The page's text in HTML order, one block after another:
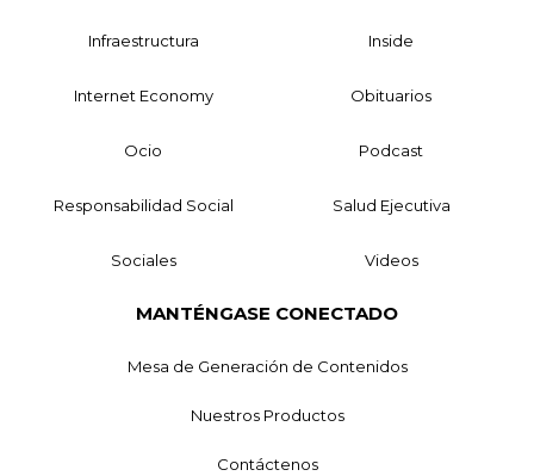
Infraestructura Inside
Internet Economy Obituarios
Ocio Podcast
Responsabilidad Social Salud Ejecutiva
Sociales Videos
MANTÉNGASE CONECTADO
Mesa de Generación de Contenidos
Nuestros Productos
Contáctenos